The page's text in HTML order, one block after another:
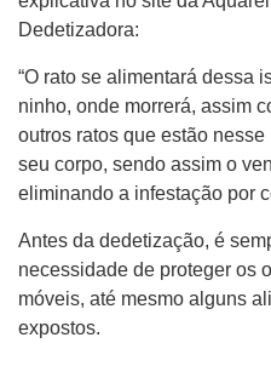
Dedetizadora:
“O rato se alimentará dessa
ninho, onde morrerá, assim
outros ratos que estão
seu corpo, sendo assim o
eliminando a infestação por
Antes da dedetização, é
necessidade de proteger os
móveis, até mesmo alguns
expostos.